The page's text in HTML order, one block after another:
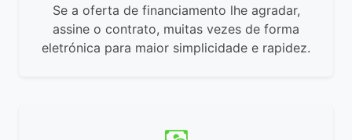
Se a oferta de financiamento lhe agradar,
assine o contrato, muitas vezes de forma
eletrónica para maior simplicidade e rapidez.